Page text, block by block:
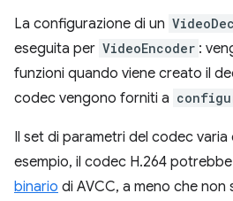
La configurazione di un
eseguita per VideoEncoder :
funzioni quando viene creato il
codec vengono forniti a
Il set di parametri del codec
esempio, il codec H.264
binario di AVCC, a meno che